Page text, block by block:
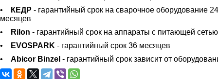
•
КЕДР - гарантийный срок на сварочное оборудование
месяцев
•
Rilon - гарантийный срок на аппараты с питающей
•
EVOSPARK - гарантийный срок 36 месяцев
• Abicor Binzel - гарантийный срок зависит от